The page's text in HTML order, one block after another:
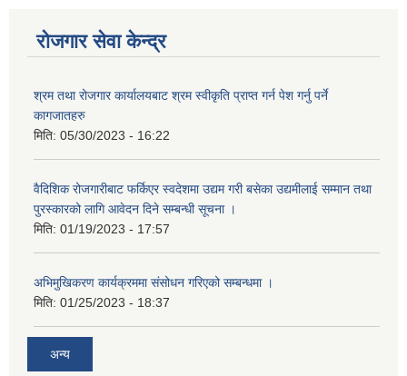
रोजगार सेवा केन्द्र
श्रम तथा रोजगार कार्यालयबाट श्रम स्वीकृति प्राप्त गर्न पेश गर्नु पर्ने
कागजातहरु
मिति: 05/30/2023 - 16:22
वैदिशिक रोजगारीबाट फर्किएर स्वदेशमा उद्यम गरी बसेका उद्यमीलाई सम्मान तथा
पुरस्कारको लागि आवेदन दिने सम्बन्धी सूचना ।
मिति: 01/19/2023 - 17:57
अभिमुखिकरण कार्यक्रममा संसोधन गरिएको सम्बन्धमा ।
मिति: 01/25/2023 - 18:37
अन्य